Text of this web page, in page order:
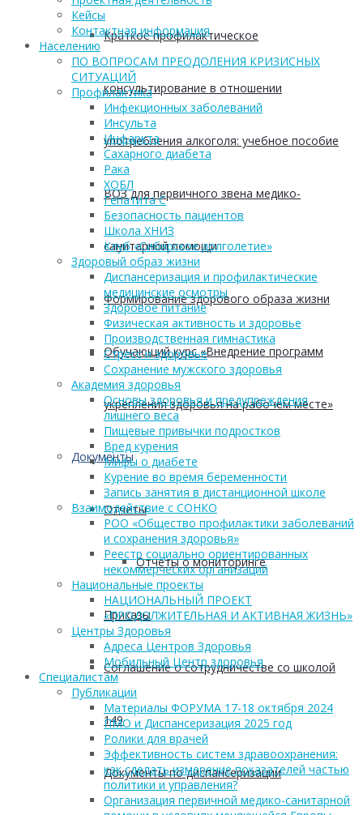
Краткое профилактическое
консультирование в отношении
употребления алкоголя: учебное пособие
ВОЗ для первичного звена медико-
санитарной помощи
Формирование здорового образа жизни
Обучающий курс «Внедрение программ
укрепления здоровья на рабочем месте»
Документы
Отчеты
Отчеты о мониторинге
Приказы
Соглашение о сотрудничестве со школой
149
Документы по диспансеризации
Кейсы
Контактная информация
Населению
ПО ВОПРОСАМ ПРЕОДОЛЕНИЯ КРИЗИСНЫХ
СИТУАЦИЙ
Профилактика
Инфекционных заболеваний
Инсульта
Инфаркта
Сахарного диабета
Рака
ХОБЛ
Гепатита С
Безопасность пациентов
Школа ХНИЗ
Клуб «Сибирское долголетие»
Здоровый образ жизни
Диспансеризация и профилактические
медицинские осмотры
Здоровое питание
Физическая активность и здоровье
Производственная гимнастика
Стресс и здоровье
Сохранение мужского здоровья
Академия здоровья
Основы здоровья и предупреждения
лишнего веса
Пищевые привычки подростков
Вред курения
Мифы о диабете
Курение во время беременности
Запись занятия в дистанционной школе
Взаимодействие с СОНКО
РОО «Общество профилактики заболеваний
и сохранения здоровья»
Реестр социально ориентированных
некоммерческих организаций
Национальные проекты
НАЦИОНАЛЬНЫЙ ПРОЕКТ
«ПРОДОЛЖИТЕЛЬНАЯ И АКТИВНАЯ ЖИЗНЬ»
Центры Здоровья
Адреса Центров Здоровья
Мобильный Центр здоровья
Cпециалистам
Публикации
Материалы ФОРУМА 17-18 октября 2024
ПМО и Диспансеризация 2025 год
Ролики для врачей
Эффективность систем здравоохранения:
как сделать измерение показателей частью
политики и управления?
Организация первичной медико-санитарной